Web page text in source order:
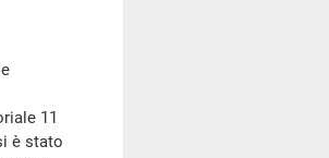
11
è stato